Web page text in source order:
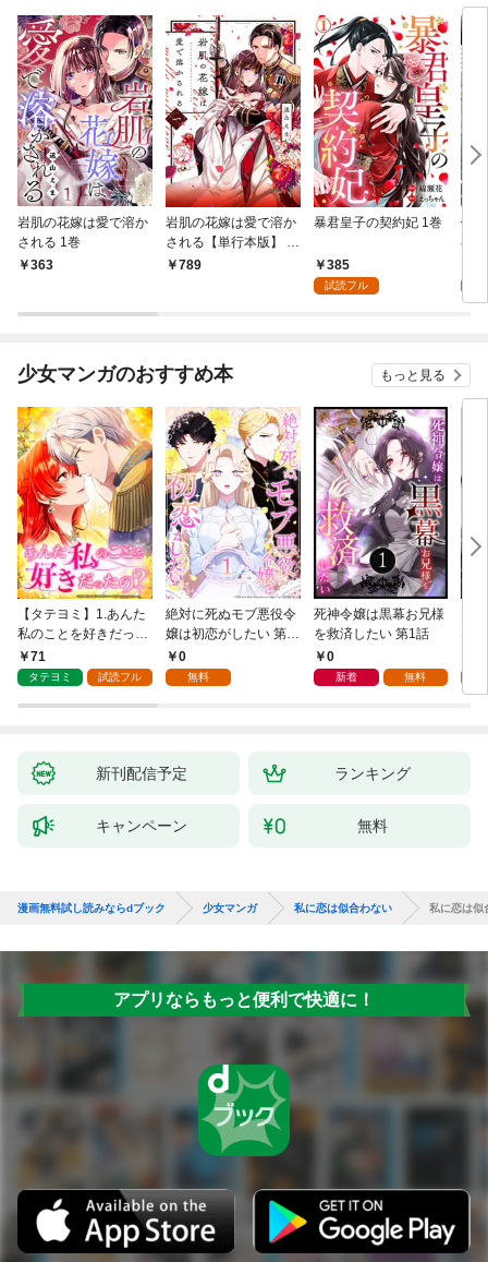
岩肌の花嫁は愛で溶か
される 1巻
363
岩肌の花嫁は愛で溶か
される【単行本版】 1
巻789
暴君皇子の契約妃 1巻
385
試読フル
偽
む
少女マンガのおすすめ本 もっと見る
【タテヨミ】1.あんた
私のことを好きだった
の？
71
タテヨミ 試読フル
絶対に死ぬモブ悪役令
嬢は初恋がしたい 第1
話0
無料
死神令嬢は黒幕お兄様
を救済したい 第1話
0
新着 無料
な
新刊配信予定 ランキング
キャンペーン 無料
漫画無料試し読みならdブック 少女マンガ 私に恋は似合わない 私に恋は似
アプリならもっと便利で快適に！